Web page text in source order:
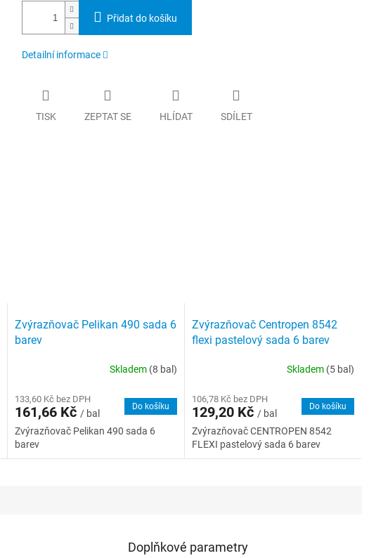
Přidat do košíku
Detailní informace
TISK ZEPTAT SE HLÍDAT SDÍLET
Zvýrazňovač Pelikan 490 sada 6
barev
Skladem (8 bal)
133,60 Kč bez DPH
161,66 Kč / bal
Do košíku
Zvýrazňovač Pelikan 490 sada 6
barev
Zvýrazňovač Centropen 8542
flexi pastelový sada 6 barev
Skladem (5 bal)
106,78 Kč bez DPH
129,20 Kč / bal
Do košíku
Zvýrazňovač CENTROPEN 8542
FLEXI pastelový sada 6 barev
Doplňkové parametry